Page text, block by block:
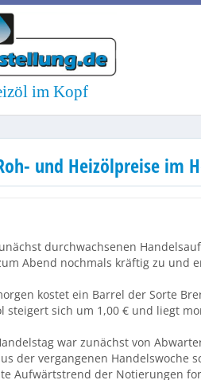
im Kopf
und Heizölpreise im
durchwachsenen
Abend nochmals kräftig zu und
kostet ein Barrel der Sorte
steigert sich um 1,00 € und liegt
war zunächst von
der vergangenen Handelswoche
Aufwärtstrend der Notierungen